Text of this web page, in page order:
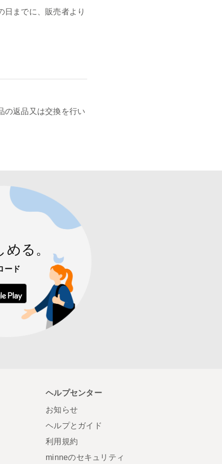
までに、販売者より
の返品又は交換を行い
る。
ード
ウンロードGoogle Play で手に入れよう
ヘルプセンター
お知らせ
ヘルプとガイド
利用規約
minneのセキュリティ